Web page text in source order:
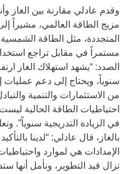
وقدم عادلي مقارنة بين الغاز
مزيج الطاقة العالمي، مشيراً
المتجددة، مثل الطاقة
مستمراً في مقابل تراجع
سنوياً، ويحتاج إلى دعم عمليات
من الاستثمارات والتنمية
احتياطيات الطاقة الحالية
في الزيادة التدريجية سنوياً”.
بالغاز، قال عادلي: “لدينا
الإمدادات هي لموارد
تزال قيد التطوير، ونأمل أنها